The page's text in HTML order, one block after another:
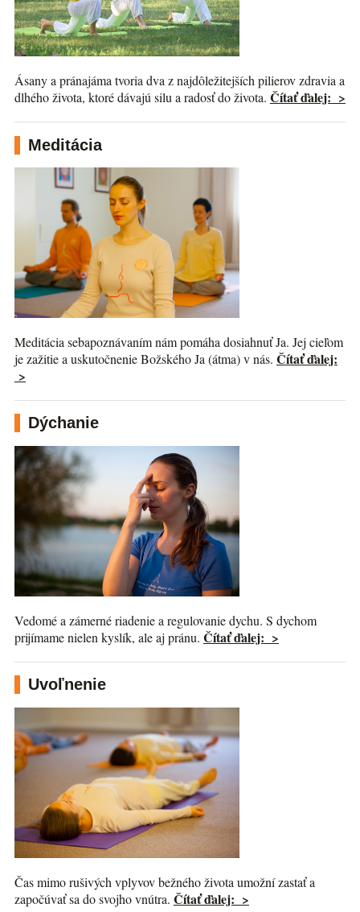
Ásany a pránajáma tvoria dva z najdôležitejších pilierov zdravia a
dlhého života, ktoré dávajú silu a radosť do života. Čítať ďalej: >
Meditácia
Meditácia sebapoznávaním nám pomáha dosiahnuť Ja. Jej cieľom
je zažitie a uskutočnenie Božského Ja (átma) v nás. Čítať ďalej:
>
Dýchanie
Vedomé a zámerné riadenie a regulovanie dychu. S dychom
prijímame nielen kyslík, ale aj pránu. Čítať ďalej: >
Uvoľnenie
Čas mimo rušivých vplyvov bežného života umožní zastať a
započúvať sa do svojho vnútra. Čítať ďalej: >